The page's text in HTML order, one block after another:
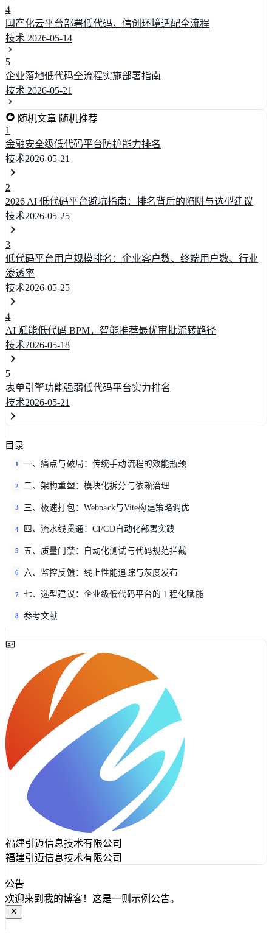
4
国产化云平台部署低代码，信创环境适配全流程
技术 2026-05-14
5
企业落地低代码全流程实施部署指南
技术 2026-05-21
随机文章 随机推荐
1
金融安全级低代码平台防护能力排名
技术2026-05-21
2
2026 AI 低代码平台避坑指南：排名背后的陷阱与选型建议
技术2026-05-25
3
低代码平台用户规模排名：企业客户数、终端用户数、行业
渗透率
技术2026-05-25
4
AI 赋能低代码 BPM，智能推荐最优审批流转路径
技术2026-05-18
5
表单引擎功能强弱低代码平台实力排名
技术2026-05-21
目录
1 一、痛点与破局：传统手动流程的效能瓶颈
2 二、架构重塑：模块化拆分与依赖治理
3 三、极速打包：Webpack与Vite构建策略调优
4 四、流水线贯通：CI/CD自动化部署实践
5 五、质量门禁：自动化测试与代码规范拦截
6 六、监控反馈：线上性能追踪与灰度发布
7 七、选型建议：企业级低代码平台的工程化赋能
8 参考文献
福建引迈信息技术有限公司
福建引迈信息技术有限公司
公告
欢迎来到我的博客！这是一则示例公告。